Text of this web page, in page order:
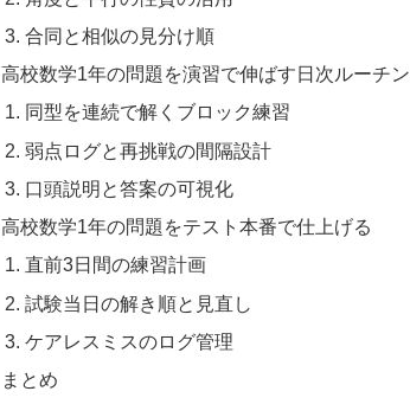
合同と相似の見分け順
高校数学1年の問題を演習で伸ばす日次ルーチン
同型を連続で解くブロック練習
弱点ログと再挑戦の間隔設計
口頭説明と答案の可視化
高校数学1年の問題をテスト本番で仕上げる
直前3日間の練習計画
試験当日の解き順と見直し
ケアレスミスのログ管理
まとめ